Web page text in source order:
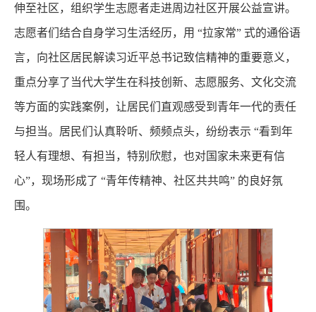
伸至社区，组织学生志愿者走进周边社区开展公益宣讲。
志愿者们结合自身学习生活经历，用 “拉家常” 式的通俗语
言，向社区居民解读习近平总书记致信精神的重要意义，
重点分享了当代大学生在科技创新、志愿服务、文化交流
等方面的实践案例，让居民们直观感受到青年一代的责任
与担当。居民们认真聆听、频频点头，纷纷表示 “看到年
轻人有理想、有担当，特别欣慰，也对国家未来更有信
心”，现场形成了 “青年传精神、社区共共鸣” 的良好氛
围。